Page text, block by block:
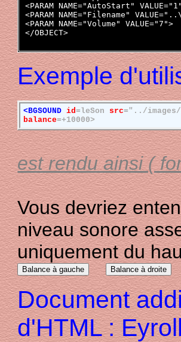
<PARAM NAME="AutoStart"
<PARAM NAME="Filename"
<PARAM NAME="Volume" VALUE="7">
Exemple
<BGSOUNDid=leSon src="../images/
balance=+10000>
est rendu ainsi (
Vous devriez
niveau sonore
uniquement du
Document
d'HTML :